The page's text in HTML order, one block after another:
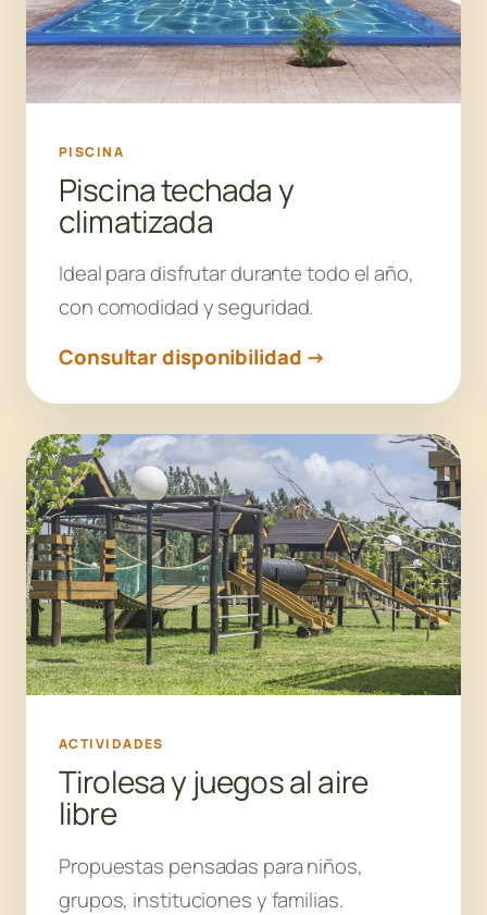
PISCINA
Piscina techada y
climatizada
Ideal para disfrutar durante todo el año,
con comodidad y seguridad.
Consultar disponibilidad →
ACTIVIDADES
Tirolesa y juegos al aire
libre
Propuestas pensadas para niños,
grupos, instituciones y familias.